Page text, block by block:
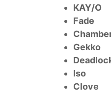
KAY/O
Fade
Gekko
Iso
Clove